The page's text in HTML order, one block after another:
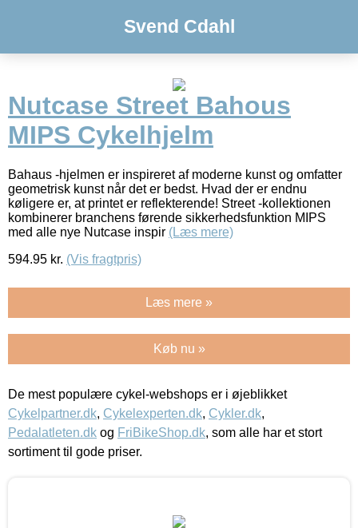
Svend Cdahl
Nutcase Street Bahous
MIPS Cykelhjelm
Bahaus -hjelmen er inspireret af moderne kunst og omfatter
geometrisk kunst når det er bedst. Hvad der er endnu
køligere er, at printet er reflekterende! Street -kollektionen
kombinerer branchens førende sikkerhedsfunktion MIPS
med alle nye Nutcase inspir (Læs mere)
594.95 kr. (Vis fragtpris)
Læs mere »
Køb nu »
De mest populære cykel-webshops er i øjeblikket
Cykelpartner.dk, Cykelexperten.dk, Cykler.dk,
Pedalatleten.dk og FriBikeShop.dk, som alle har et stort
sortiment til gode priser.